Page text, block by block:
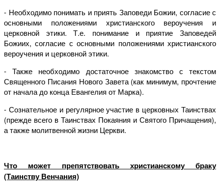
- Необходимо понимать и приять Заповеди Божии, согласие с
основными положениями христианского вероучения и
церковной этики. Т.е. понимание и приятие Заповедей
Божиих, согласие с основными положениями христианского
вероучения и церковной этики.
- Также необходимо достаточное знакомство с текстом
Священного Писания Нового Завета (как минимум, прочтение
от начала до конца Евангелия от Марка).
- Сознательное и регулярное участие в церковных Таинствах
(прежде всего в Таинствах Покаяния и Святого Причащения),
а также молитвенной жизни Церкви.
Что может препятствовать христианскому браку
(Таинству Венчания)